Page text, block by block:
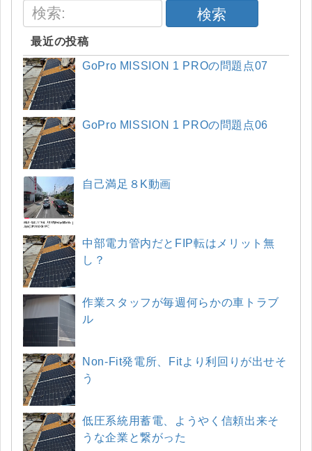
検索
最近の投稿
GoPro MISSION 1 PROの問題点07
GoPro MISSION 1 PROの問題点06
自己満足８K動画
中部電力管内だとFIP転はメリット無
し？
作業スタッフが毎週何らかの車トラブ
ル
Non-Fit発電所、Fitより利回りが出せそ
う
低圧系統用蓄電、ようやく信頼出来そ
うな企業と繋がった